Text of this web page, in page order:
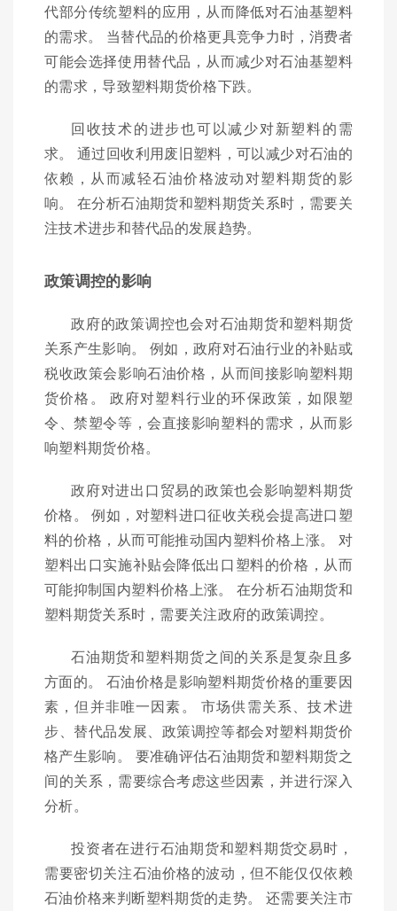
代部分传统塑料的应用，从而降低对石油基塑料
的需求。 当替代品的价格更具竞争力时，消费者
可能会选择使用替代品，从而减少对石油基塑料
的需求，导致塑料期货价格下跌。
回收技术的进步也可以减少对新塑料的需
求。 通过回收利用废旧塑料，可以减少对石油的
依赖，从而减轻石油价格波动对塑料期货的影
响。 在分析石油期货和塑料期货关系时，需要关
注技术进步和替代品的发展趋势。
政策调控的影响
政府的政策调控也会对石油期货和塑料期货
关系产生影响。 例如，政府对石油行业的补贴或
税收政策会影响石油价格，从而间接影响塑料期
货价格。 政府对塑料行业的环保政策，如限塑
令、禁塑令等，会直接影响塑料的需求，从而影
响塑料期货价格。
政府对进出口贸易的政策也会影响塑料期货
价格。 例如，对塑料进口征收关税会提高进口塑
料的价格，从而可能推动国内塑料价格上涨。 对
塑料出口实施补贴会降低出口塑料的价格，从而
可能抑制国内塑料价格上涨。 在分析石油期货和
塑料期货关系时，需要关注政府的政策调控。
石油期货和塑料期货之间的关系是复杂且多
方面的。 石油价格是影响塑料期货价格的重要因
素，但并非唯一因素。 市场供需关系、技术进
步、替代品发展、政策调控等都会对塑料期货价
格产生影响。 要准确评估石油期货和塑料期货之
间的关系，需要综合考虑这些因素，并进行深入
分析。
投资者在进行石油期货和塑料期货交易时，
需要密切关注石油价格的波动，但不能仅仅依赖
石油价格来判断塑料期货的走势。 还需要关注市